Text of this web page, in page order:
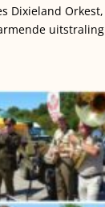
Dixieland Orkest,
uitstraling